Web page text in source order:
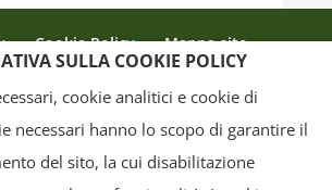
Cookie Policy
Mappa sito
SULLA COOKIE POLICY
cookie analitici e cookie di
necessari hanno lo scopo di garantire il
del sito, la cui disabilitazione